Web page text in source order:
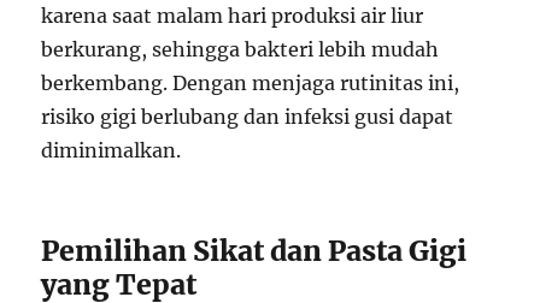
karena saat malam hari produksi air liur
berkurang, sehingga bakteri lebih mudah
berkembang. Dengan menjaga rutinitas ini,
risiko gigi berlubang dan infeksi gusi dapat
diminimalkan.
Pemilihan Sikat dan Pasta Gigi
yang Tepat